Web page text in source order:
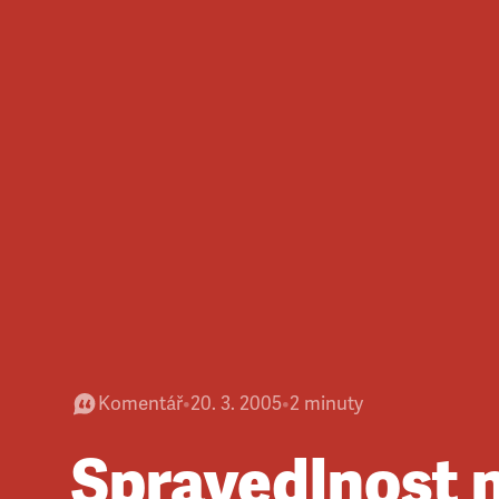
Komentář•20. 3. 2005•2 minuty
Spravedlnost